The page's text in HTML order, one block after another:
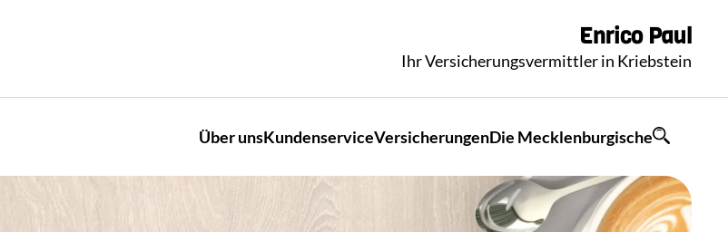
Enrico Paul
Ihr Versicherungsvermittler in Kriebstein
Über unsKundenserviceVersicherungenDie Mecklenburgische